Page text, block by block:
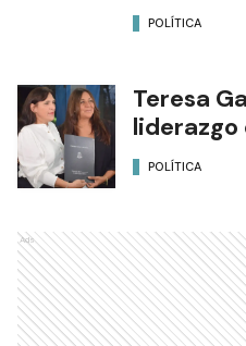
POLÍTICA
Teresa
liderazgo
POLÍTICA
Ads